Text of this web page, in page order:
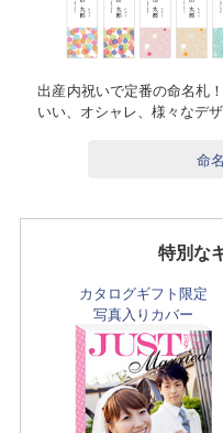
出産内祝いで定番の命名札
いい、オシャレ、様々なデ
命
特別な
カタログギフト限定
写真入りカバー